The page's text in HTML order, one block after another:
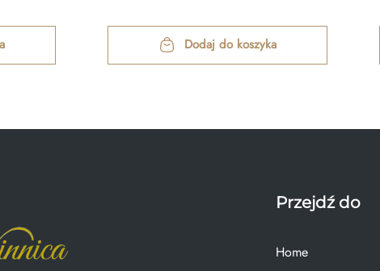
Dodaj do koszyka
Przejdź do
Home